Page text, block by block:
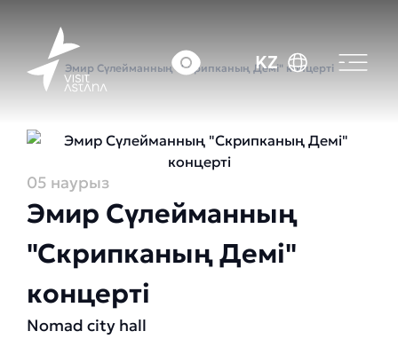
KZ
Оқиғалар күнтізбесі
Эмир Сүлейманның "Скрипканың Демі" концерті
05 наурыз
Эмир Сүлейманның
"Скрипканың Демі"
концерті
Nomad city hall